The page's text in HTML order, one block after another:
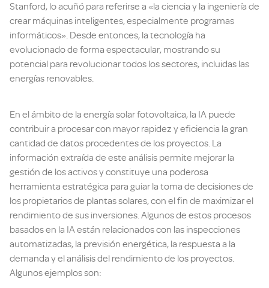
Stanford, lo acuñó para referirse a «la ciencia y la ingeniería de
crear máquinas inteligentes, especialmente programas
informáticos». Desde entonces, la tecnología ha
evolucionado de forma espectacular, mostrando su
potencial para revolucionar todos los sectores, incluidas las
energías renovables.
En el ámbito de la energía solar fotovoltaica, la IA puede
contribuir a procesar con mayor rapidez y eficiencia la gran
cantidad de datos procedentes de los proyectos. La
información extraída de este análisis permite mejorar la
gestión de los activos y constituye una poderosa
herramienta estratégica para guiar la toma de decisiones de
los propietarios de plantas solares, con el fin de maximizar el
rendimiento de sus inversiones. Algunos de estos procesos
basados en la IA están relacionados con las inspecciones
automatizadas, la previsión energética, la respuesta a la
demanda y el análisis del rendimiento de los proyectos.
Algunos ejemplos son: